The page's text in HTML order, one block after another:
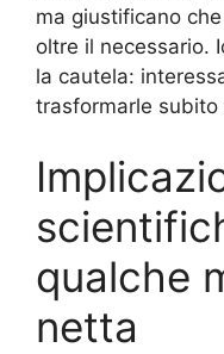
ma giustificano
oltre il necessario.
la cautela:
trasformarle
qualche
netta